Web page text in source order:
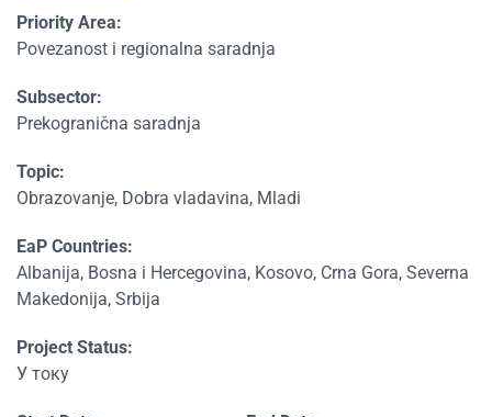
Priority Area:
Povezanost i regionalna saradnja
Subsector:
Prekogranična saradnja
Topic:
Obrazovanje, Dobra vladavina, Mladi
EaP Countries:
Albanija, Bosna i Hercegovina, Kosovo, Crna Gora, Severna
Makedonija, Srbija
Project Status:
У току